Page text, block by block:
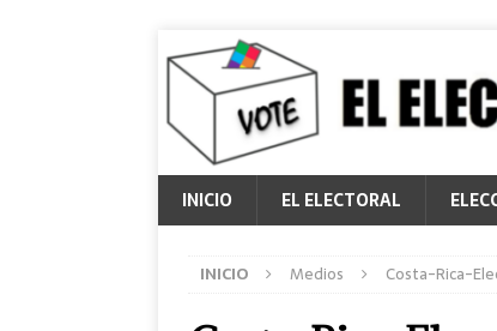
INICIO EL ELECTORAL
INICIO Medios Costa-Rica-